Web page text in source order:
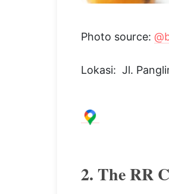
Photo source:
Lokasi: Jl.
2. The RR